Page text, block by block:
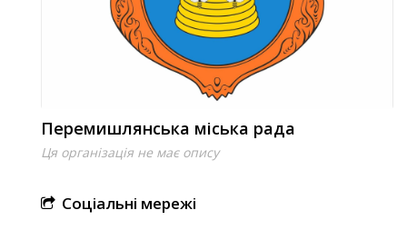
Перемишлянська міська рада
Ця організація не має опису
Соціальні мережі